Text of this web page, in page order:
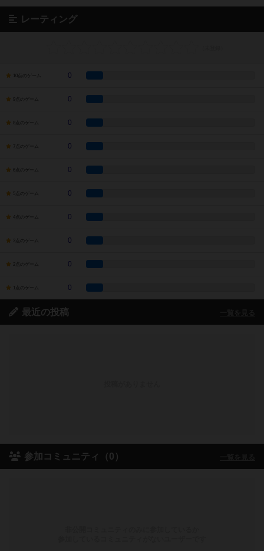
レーティング
10点のゲーム 0
9点のゲーム 0
8点のゲーム 0
7点のゲーム 0
6点のゲーム 0
5点のゲーム 0
4点のゲーム 0
3点のゲーム 0
2点のゲーム 0
1点のゲーム 0
最近の投稿
参加コミュニティ（0）